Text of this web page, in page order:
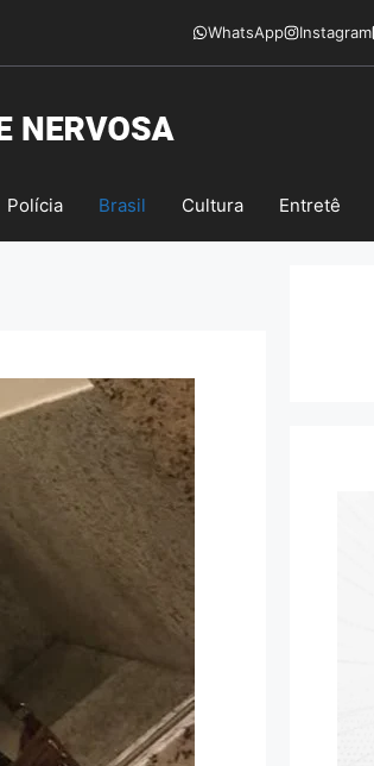
WhatsApp Instagram
Polícia Brasil Cultura Entretê